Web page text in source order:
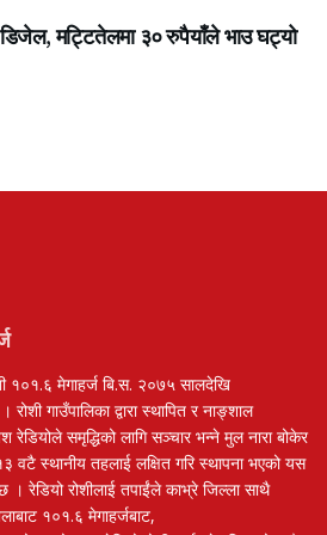
मट्टितेलमा ३० रुपैयाँले भाउ घट्यो
१०१.६ मेगाहर्ज बि.स. २०७५ सालदेखि
गाउँपालिका द्वारा स्थापित र नाङ्शाल
रेडियोले समृद्धिको लागि सञ्चार भन्ने मुल नारा बोकेर
वटै स्थानीय तहलाई लक्षित गरि स्थापना भएको यस
। रेडियो रोशीलाई तपाईंले काभ्रे जिल्ला साथै
१०१.६ मेगाहर्जबाट,